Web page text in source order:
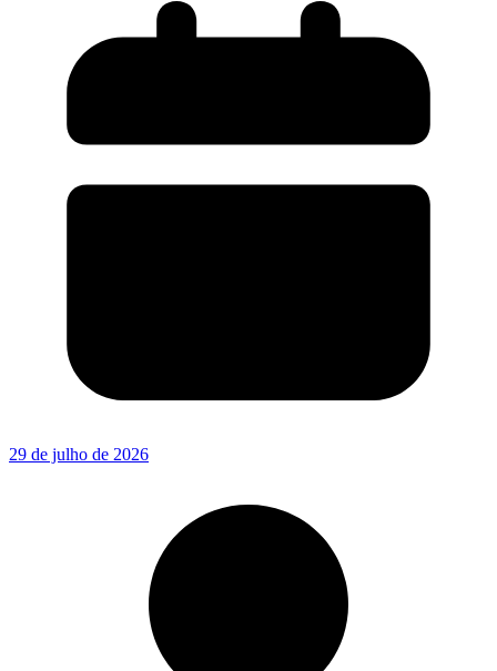
29 de julho de 2026